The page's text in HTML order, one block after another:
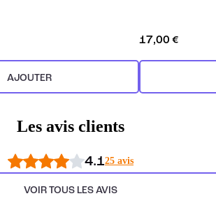
AJOUTER
17,00 €
Les avis clients
4.125 avis
VOIR TOUS LES AVIS